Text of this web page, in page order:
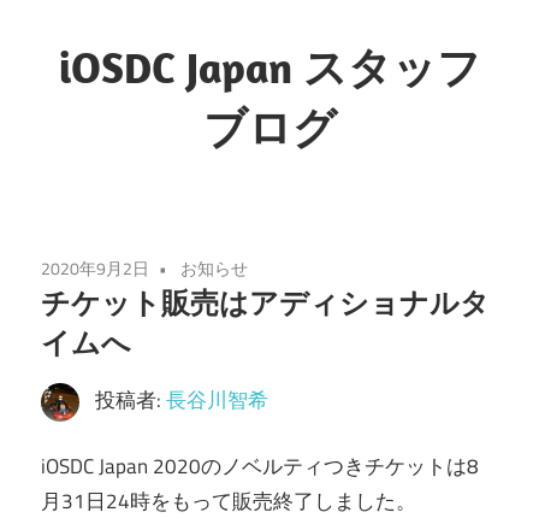
キ
ッ
プ
iOSDC Japan スタッフ
ブログ
2020年9月2日 お知らせ
チケット販売はアディショナルタ
イムへ
投稿者:長谷川智希
iOSDC Japan 2020のノベルティつきチケットは8
月31日24時をもって販売終了しました。